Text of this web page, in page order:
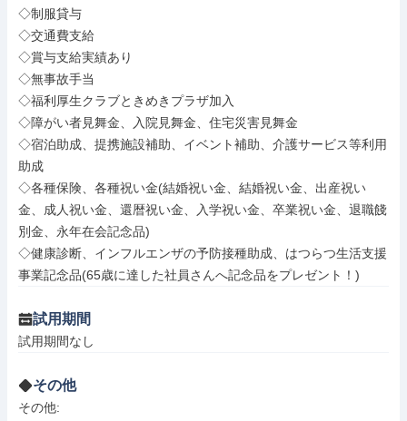
◇制服貸与
◇交通費支給
◇賞与支給実績あり
◇無事故手当
◇福利厚生クラブときめきプラザ加入
◇障がい者見舞金、入院見舞金、住宅災害見舞金
◇宿泊助成、提携施設補助、イベント補助、介護サービス等利用
助成
◇各種保険、各種祝い金(結婚祝い金、結婚祝い金、出産祝い
金、成人祝い金、還暦祝い金、入学祝い金、卒業祝い金、退職餞
別金、永年在会記念品)
◇健康診断、インフルエンザの予防接種助成、はつらつ生活支援
事業記念品(65歳に達した社員さんへ記念品をプレゼント！)
試用期間
試用期間なし
その他
その他: